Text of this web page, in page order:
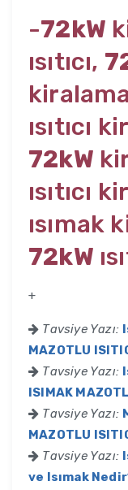
-72kW
ısıtıcı,
kiralama
ısıtıcı
72kW
ısıtıcı
ısımak
72kW
+
Tavsiye Yazı:
MAZOTLU
Tavsiye Yazı:
ISIMAK
Tavsiye Yazı:
MAZOTLU
Tavsiye Yazı:
ve Isımak